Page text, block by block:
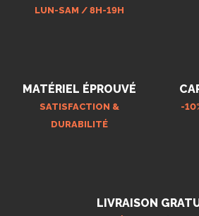
LUN-SAM / 8H-19H
MATÉRIEL ÉPROUVÉ
SATISFACTION &
DURABILITÉ
-
LIVRAISON